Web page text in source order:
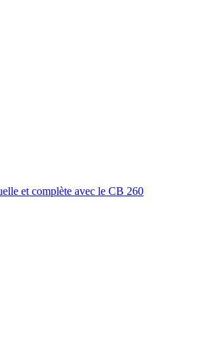
et complète avec le CB 260